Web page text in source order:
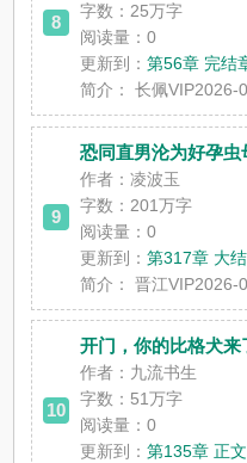
8
字数：25万字
阅读量：0
更新到：第56章 完结
简介：
长佩VIP2026-
9
恐同直男沦为好孕虫
作者：凌波玉
字数：201万字
阅读量：0
更新到：第317章 大
简介：
晋江VIP2026-
10
开门，你的比格犬来
作者：九流书生
字数：51万字
阅读量：0
更新到：第135章 正